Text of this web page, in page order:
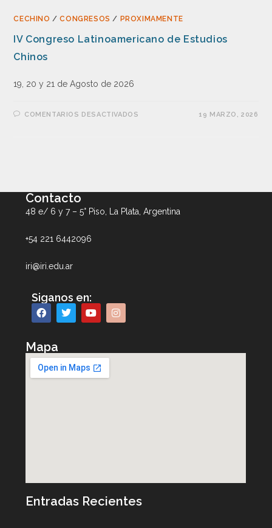
CECHINO /CONGRESOS / PROXIMAMENTE
IV Congreso Latinoamericano de Estudios
Chinos
19, 20 y 21 de Agosto de 2026
COMENTARIOS DESACTIVADOS 19 MARZO, 2026
Contacto
48 e/ 6 y 7 – 5° Piso, La Plata, Argentina
+54 221 6442096
iri@iri.edu.ar
Siganos en:
Mapa
Entradas Recientes